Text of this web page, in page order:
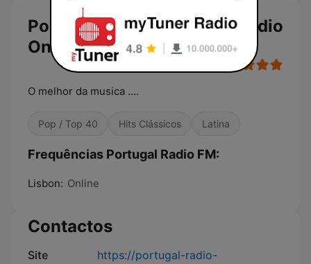
Portugal Radio FM: Ouvir Rádio
Online
O melhor da musica ....
Pop / Top 40 Hits Clássicos Latina
Frequências Portugal Radio FM:
Lisbon: Online
Contactos
Site
https://portugal-radio-